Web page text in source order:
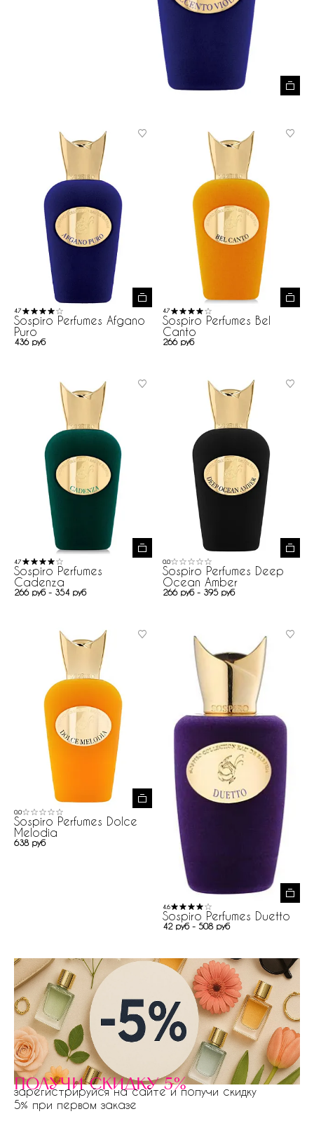
4.7
Sospiro Perfumes Afgano
Puro
436 руб
4.7
Sospiro Perfumes Bel
Canto
266 руб
4.7
Sospiro Perfumes
Cadenza
266 руб - 354 руб
0.0
Sospiro Perfumes Deep
Ocean Amber
266 руб - 395 руб
0.0
Sospiro Perfumes Dolce
Melodia
638 руб
4.6
Sospiro Perfumes Duetto
42 руб - 508 руб
получи скидку 5%
зарегистрируйся на сайте и получи скидку
5% при первом заказе